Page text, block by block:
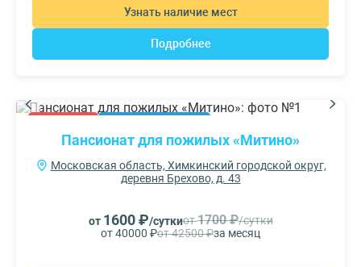
Узнать наличие мест
Подробнее
Пансионат для пожилых «Митино»
Московская область, Химкинский городской округ,
деревня Брехово, д. 43
от 1600 ₽/суткиот1700 ₽/сутки
от 40000 ₽от 42500 ₽за месяц